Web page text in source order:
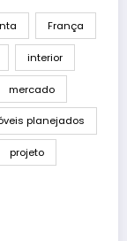
França
interior
mercado
planejados
projeto